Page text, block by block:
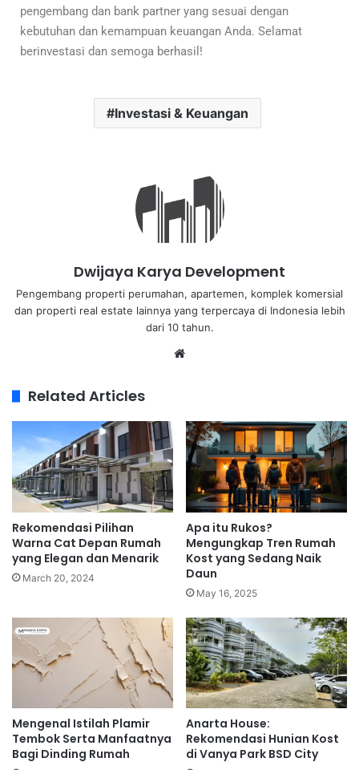
pengembang dan bank partner yang sesuai dengan
kebutuhan dan kemampuan keuangan Anda. Selamat
berinvestasi dan semoga berhasil!
Investasi & Keuangan
Dwijaya Karya Development
Pengembang properti perumahan, apartemen, komplek komersial
dan properti real estate lainnya yang terpercaya di Indonesia lebih
dari 10 tahun.
Related Articles
Rekomendasi Pilihan
Warna Cat Depan Rumah
yang Elegan dan Menarik
March 20, 2024
Apa itu Rukos?
Mengungkap Tren Rumah
Kost yang Sedang Naik
Daun
May 16, 2025
Mengenal Istilah Plamir
Tembok Serta Manfaatnya
Bagi Dinding Rumah
Anarta House:
Rekomendasi Hunian Kost
di Vanya Park BSD City